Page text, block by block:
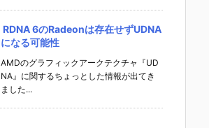
RDNA 6のRadeonは存在せずUDNA
になる可能性
AMDのグラフィックアークテクチャ『UD
NA』に関するちょっとした情報が出てき
ました...